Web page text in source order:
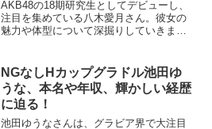
AKB48の18期研究生としてデビューし、
注目を集めている八木愛月さん。彼女の
魅力や体型について深掘りしていきま
し、彼女の魅力の秘密に迫ります！八木
愛月の身長は？八木愛月さ...
NGなしHカップグラドル池田ゆ
うな、本名や年収、輝かしい経歴
に迫る！
池田ゆうなさんは、グラビア界で大注目